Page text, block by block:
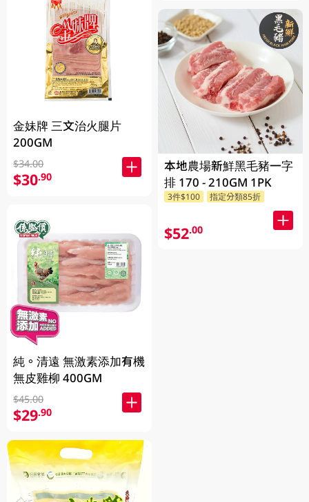
金妹牌 三文治火腿片
200GM
$34.00
$30.90
純。清遠 無激素添加有機
無皮雞柳 400GM
$45.00
$29.90
本地農場新鮮黑毛豬一字
排 170 - 210GM 1PK
3件$100 指定分類85折
$52.00